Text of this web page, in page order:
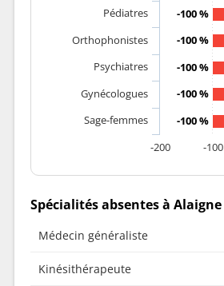
-100 %
-100 %
-100 %
-100 %
-100 %
Pédiatres
Orthophonistes
Psychiatres
Gynécologues
Sage-femmes
-100
-200
Spécialités absentes à Alaigne
Médecin généraliste
Kinésithérapeute